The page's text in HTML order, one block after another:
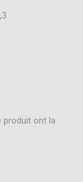
produit ont la